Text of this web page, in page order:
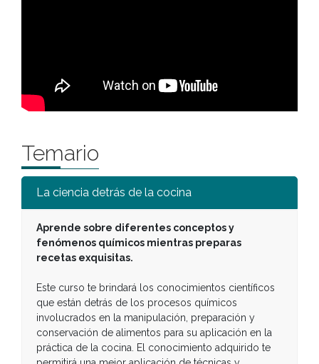
Temario
La ciencia detrás de la cocina
Aprende sobre diferentes conceptos y
fenómenos químicos mientras preparas
recetas exquisitas.
Este curso te brindará los conocimientos científicos
que están detrás de los procesos químicos
involucrados en la manipulación, preparación y
conservación de alimentos para su aplicación en la
práctica de la cocina. El conocimiento adquirido te